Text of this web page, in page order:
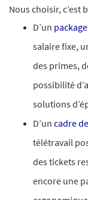
Nous choisir, c’est
D’un
salaire fixe,
des primes,
possibilité
solutions
D’un cadre
télétravail
des tickets
encore une